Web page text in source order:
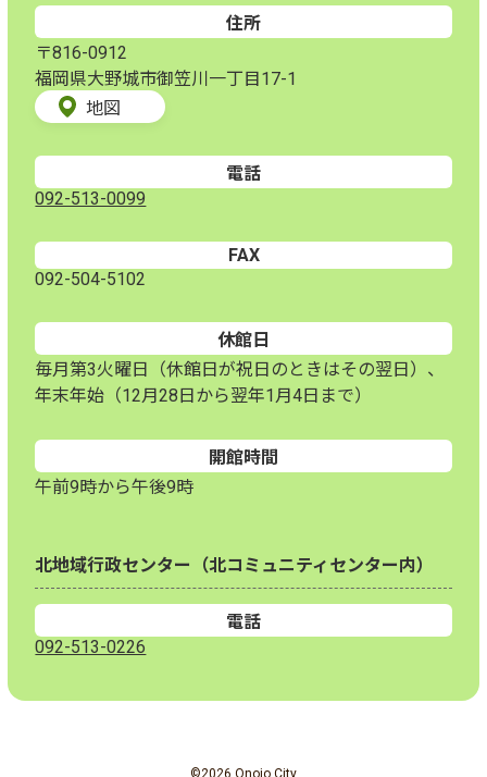
住所
〒816-0912
福岡県大野城市御笠川一丁目17-1
地図
電話
092-513-0099
FAX
092-504-5102
休館日
毎月第3火曜日（休館日が祝日のときはその翌日）、
年末年始（12月28日から翌年1月4日まで）
開館時間
午前9時から午後9時
北地域行政センター（北コミュニティセンター内）
電話
092-513-0226
©2026 Onojo City